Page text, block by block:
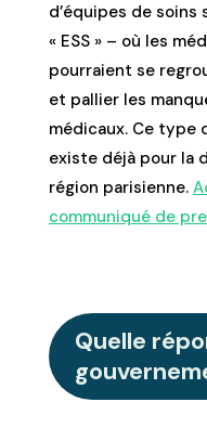
d’équipes de soins
« ESS » – où les
pourraient se
et pallier les
médicaux. Ce type
existe déjà pour la
région parisienne.
communiqué de
Quelle